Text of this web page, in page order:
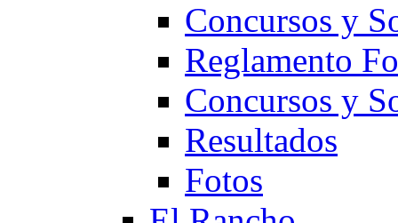
Concursos y
Reglamento
Concursos y
Resultados
Fotos